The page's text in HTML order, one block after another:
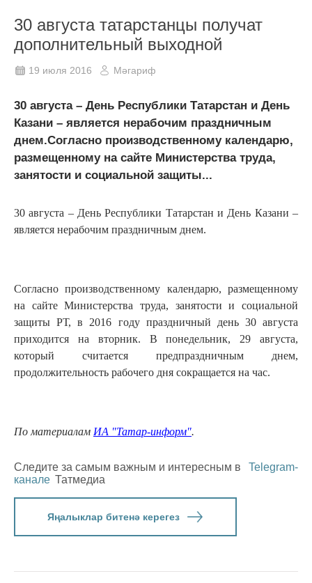
30 августа татарстанцы получат
дополнительный выходной
19 июля 2016 Мәгариф
30 августа – День Республики Татарстан и День
Казани – является нерабочим праздничным
днем.Согласно производственному календарю,
размещенному на сайте Министерства труда,
занятости и социальной защиты...
30 августа – День Республики Татарстан и День Казани –
является нерабочим праздничным днем.
Согласно производственному календарю, размещенному
на сайте Министерства труда, занятости и социальной
защиты РТ, в 2016 году праздничный день 30 августа
приходится на вторник. В понедельник, 29 августа,
который считается предпраздничным днем,
продолжительность рабочего дня сокращается на час.
По материалам ИА "Татар-информ".
Следите за самым важным и интересным в
Telegram-
канале Татмедиа
Яңалыклар битенә керегез